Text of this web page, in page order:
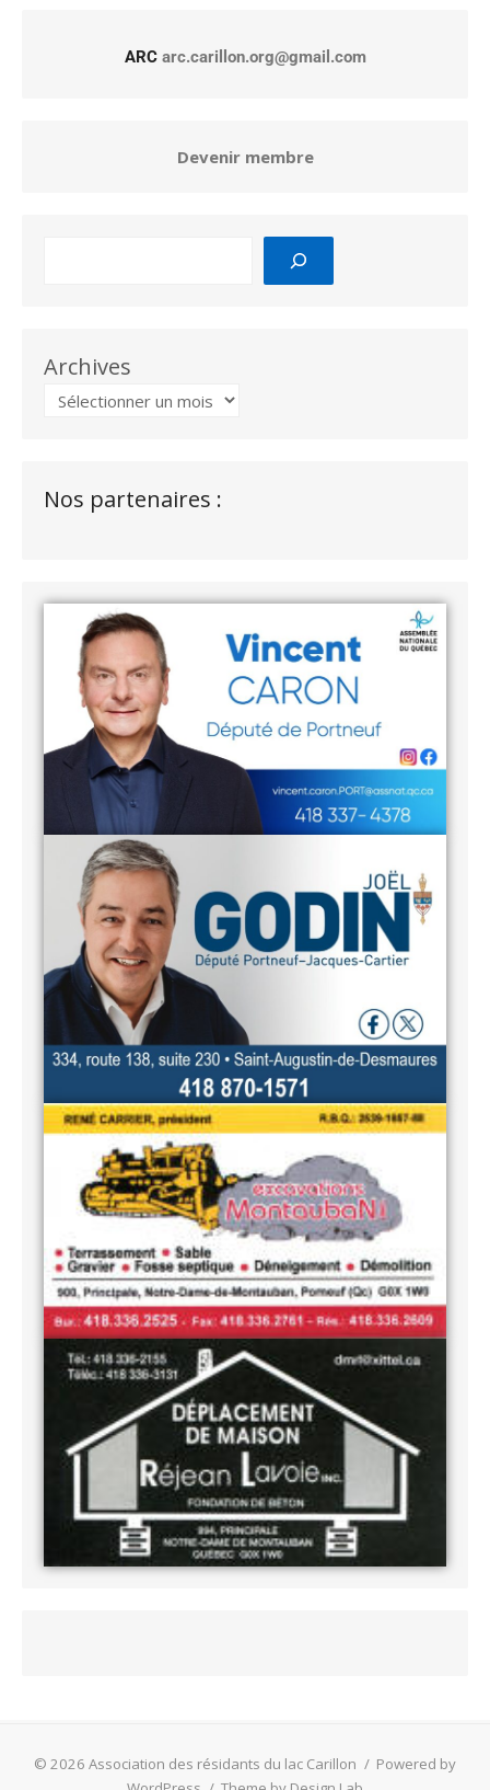
ARC arc.carillon.org@gmail.com
Devenir membre
Archives
Nos partenaires :
© 2026 Association des résidants du lac Carillon / Powered by